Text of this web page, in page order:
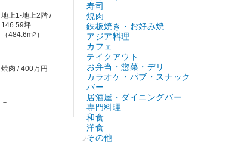
地上1-地上2階 /
146.59坪
（484.6m2 ）
焼肉 / 400万円
－
寿司
焼肉
鉄板焼き・お好み焼
アジア料理
カフェ
テイクアウト
お弁当・惣菜・デリ
カラオケ・パブ・スナック
バー
居酒屋・ダイニングバー
専門料理
和食
洋食
その他